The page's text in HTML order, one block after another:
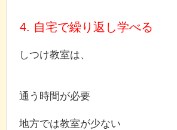
4. 自宅で繰り返し学べる
しつけ教室は、
通う時間が必要
地方では教室が少ない